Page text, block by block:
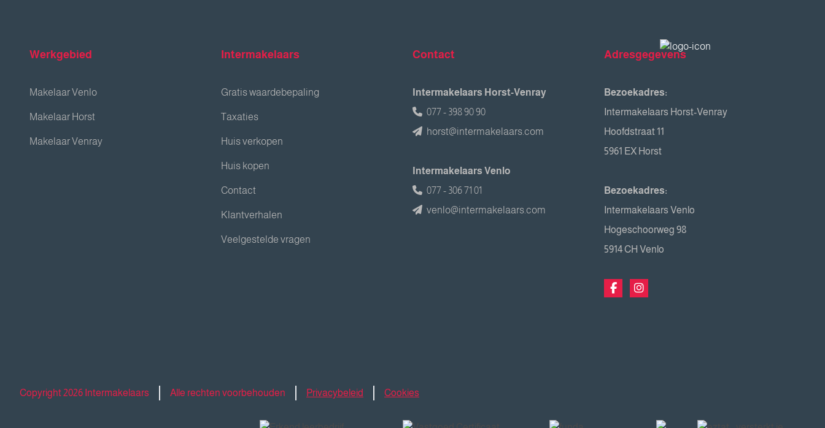
Werkgebied
Makelaar Venlo
Makelaar Horst
Makelaar Venray
Intermakelaars
Gratis waardebepaling
Taxaties
Huis verkopen
Huis kopen
Contact
Klantverhalen
Veelgestelde vragen
Contact
Intermakelaars Horst-Venray
077 - 398 90 90
horst@intermakelaars.com
Intermakelaars Venlo
077 - 306 71 01
venlo@intermakelaars.com
Adresgegevens
Bezoekadres:
Intermakelaars Horst-Venray
Hoofdstraat 11
5961 EX Horst
Bezoekadres:
Intermakelaars Venlo
Hogeschoorweg 98
5914 CH Venlo
Copyright 2026 Intermakelaars Alle rechten voorbehouden Privacybeleid Cookies